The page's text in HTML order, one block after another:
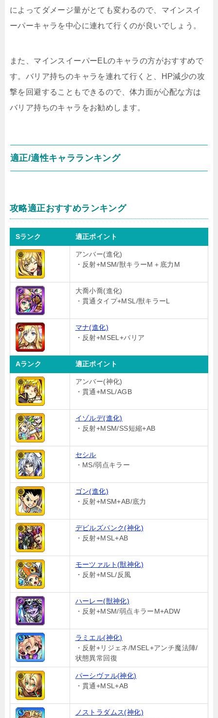
によってダメージ量がとても変わるので、マインスイ
ーパーキャラを中心に連れて行くのが良いでしょう。
また、マインスイーパーELのキャラの方がおすすめで
す。バリア持ちのキャラを連れて行くと、HP減少の攻
撃を回避することもできるので、体力面が心配な方は
バリア持ちのキャラをお勧めします。
適正/適性キャラランキング
攻略適正おすすめランキング
Sランク 適正ポイント
アンバー(進化)
・反射+MSM/獣キラーM＋底力M
大喬小喬(進化)
・貫通タイプ+MSL/獣キラーL
マナ(進化)
・反射+MSEL+バリア
Aランク 適正ポイント
アンバー(神化)
・貫通+MSL/AGB
イゾルデ(進化)
・反射+MSM/SS短縮+AB
セシル
・MS/弱点キラー
ゴン(進化)
・反射+MSM+AB/底力
デビルズパンク(神化)
・反射+MSL+AB
モーツァルト(獣神化)
・反射+MSL/反風
ハーレー(獣神化)
・反射+MSM/弱点キラーM+ADW
ラミエル(神化)
・反射+リジェネ/MSEL+アンチ魔法陣/
状態異常回復
パーシヴァル(神化)
・貫通+MSL+AB
ノストラダムス(神化)